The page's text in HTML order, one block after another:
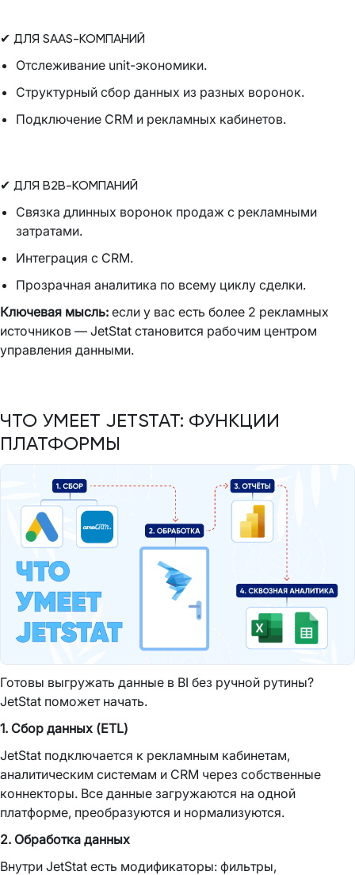
✔ ДЛЯ SAAS-КОМПАНИЙ
Отслеживание unit-экономики.
Структурный сбор данных из разных воронок.
Подключение CRM и рекламных кабинетов.
✔ ДЛЯ B2B-КОМПАНИЙ
Связка длинных воронок продаж с рекламными
затратами.
Интеграция с CRM.
Прозрачная аналитика по всему циклу сделки.
Ключевая мысль: если у вас есть более 2 рекламных
источников — JetStat становится рабочим центром
управления данными.
ЧТО УМЕЕТ JETSTAT: ФУНКЦИИ
ПЛАТФОРМЫ
Готовы выгружать данные в BI без ручной рутины?
JetStat поможет начать.
1. Сбор данных (ETL)
JetStat подключается к рекламным кабинетам,
аналитическим системам и CRM через собственные
коннекторы. Все данные загружаются на одной
платформе, преобразуются и нормализуются.
2. Обработка данных
Внутри JetStat есть модификаторы: фильтры,